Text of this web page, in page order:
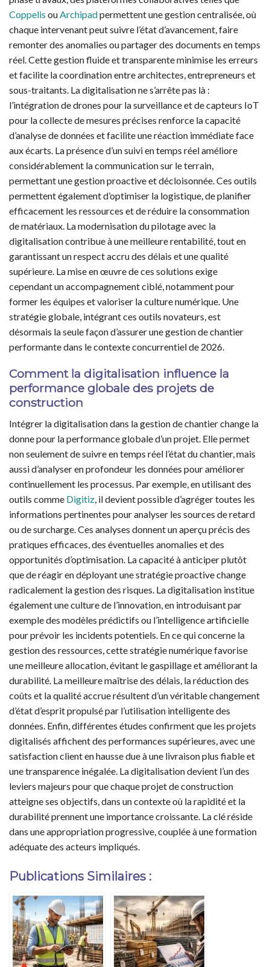
Coppelis ou Archipadpermettent une gestion centralisée, où
chaque intervenant peut suivre l’état d’avancement, faire
remonter des anomalies ou partager des documents en temps
réel. Cette gestion fluide et transparente minimise les erreurs
et facilite la coordination entre architectes, entrepreneurs et
sous-traitants. La digitalisation ne s’arrête pas là :
l’intégration de drones pour la surveillance et de capteurs IoT
pour la collecte de mesures précises renforce la capacité
d’analyse de données et facilite une réaction immédiate face
aux écarts. La présence d’un suivi en temps réel améliore
considérablement la communication sur le terrain,
permettant une gestion proactive et décloisonnée. Ces outils
permettent également d’optimiser la logistique, de planifier
efficacement les ressources et de réduire la consommation
de matériaux. La modernisation du pilotage avec la
digitalisation contribue à une meilleure rentabilité, tout en
garantissant un respect accru des délais et une qualité
supérieure. La mise en œuvre de ces solutions exige
cependant un accompagnement ciblé, notamment pour
former les équipes et valoriser la culture numérique. Une
stratégie globale, intégrant ces outils novateurs, est
désormais la seule façon d’assurer une gestion de chantier
performante dans le contexte concurrentiel de 2026.
Comment la digitalisation influence la
performance globale des projets de
construction
Intégrer la digitalisation dans la gestion de chantier change la
donne pour la performance globale d’un projet. Elle permet
non seulement de suivre en temps réel l’état du chantier, mais
aussi d’analyser en profondeur les données pour améliorer
continuellement les processus. Par exemple, en utilisant des
outils comme Digitiz, il devient possible d’agréger toutes les
informations pertinentes pour analyser les sources de retard
ou de surcharge. Ces analyses donnent un aperçu précis des
pratiques efficaces, des éventuelles anomalies et des
opportunités d’optimisation. La capacité à anticiper plutôt
que de réagir en déployant une stratégie proactive change
radicalement la gestion des risques. La digitalisation institue
également une culture de l’innovation, en introduisant par
exemple des modèles prédictifs ou l’intelligence artificielle
pour prévoir les incidents potentiels. En ce qui concerne la
gestion des ressources, cette stratégie numérique favorise
une meilleure allocation, évitant le gaspillage et améliorant la
durabilité. La meilleure maîtrise des délais, la réduction des
coûts et la qualité accrue résultent d’un véritable changement
d’état d’esprit propulsé par l’utilisation intelligente des
données. Enfin, différentes études confirment que les projets
digitalisés affichent des performances supérieures, avec une
satisfaction client en hausse due à une livraison plus fiable et
une transparence inégalée. La digitalisation devient l’un des
leviers majeurs pour que chaque projet de construction
atteigne ses objectifs, dans un contexte où la rapidité et la
durabilité prennent une importance croissante. La clé réside
dans une appropriation progressive, couplée à une formation
adéquate des acteurs impliqués.
Publications Similaires :